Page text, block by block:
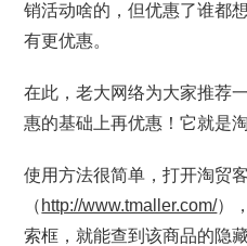
销活动啥的，但优惠了谁都
有更优惠。
在此，老大网络为大家推荐
惠的基础上再优惠！它就是
使用方法很简单，打开淘贸
（ http://www.tmaller.com/）
索框，就能查到该商品的隐藏